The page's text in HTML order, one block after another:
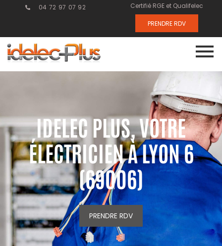
04 72 97 07 92 Certifié RGE et Qualifelec
PRENDRE RDV
IDELEC PLUS, VOTRE
ÉLECTRICIEN À LYON 6
(69006)
PRENDRE RDV